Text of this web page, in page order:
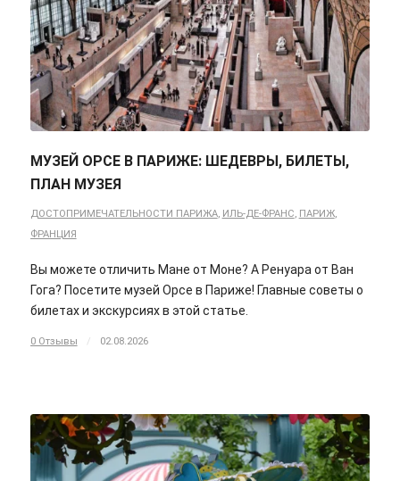
МУЗЕЙ ОРСЕ В ПАРИЖЕ: ШЕДЕВРЫ, БИЛЕТЫ,
ПЛАН МУЗЕЯ
ДОСТОПРИМЕЧАТЕЛЬНОСТИ ПАРИЖА, ИЛЬ-ДЕ-ФРАНС, ПАРИЖ,
ФРАНЦИЯ
Вы можете отличить Мане от Моне? А Ренуара от Ван
Гога? Посетите музей Орсе в Париже! Главные советы о
билетах и экскурсиях в этой статье.
0 Отзывы / 02.08.2026